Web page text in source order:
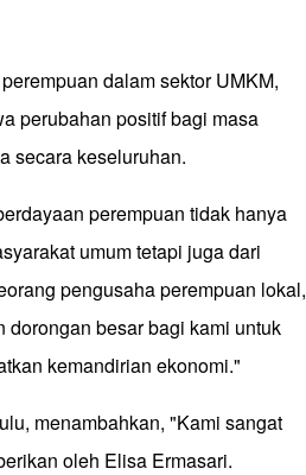
dalam sektor UMKM,
perubahan positif bagi masa
secara keseluruhan.
perempuan tidak hanya
umum tetapi juga dari
pengusaha perempuan lokal,
dorongan besar bagi kami untuk
kemandirian ekonomi."
menambahkan, "Kami sangat
oleh Elisa Ermasari.